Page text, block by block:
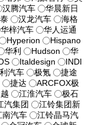
汉腾汽车
华晨新日
汉龙汽车
海格
华梓汽车
华人运通
Hyperion
Hispano
华利 Hudson
华
Italdesign
INDI
汽车 极氪
捷途
捷达
ARCFOX极
江淮汽车
极石
汽集团
江铃集团新
南汽车
江铃晶马汽